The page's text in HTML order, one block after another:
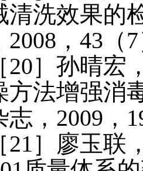
清洗效果的
2008，43（
孙晴宏，
方法增强消
志，2009，
廖玉联，